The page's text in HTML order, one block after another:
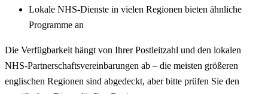
Lokale NHS-Dienste in vielen Regionen bieten ähnliche
Programme an
Die Verfügbarkeit hängt von Ihrer Postleitzahl und den lokalen
NHS-Partnerschaftsvereinbarungen ab – die meisten größeren
englischen Regionen sind abgedeckt, aber bitte prüfen Sie den